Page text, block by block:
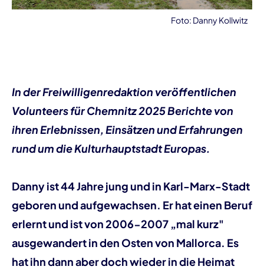
Foto: Danny Kollwitz
In der Freiwilligenredaktion veröffentlichen
Volunteers für Chemnitz 2025 Berichte von
ihren Erlebnissen, Einsätzen und Erfahrungen
rund um die Kulturhauptstadt Europas.
Danny ist 44 Jahre jung und in Karl-Marx-Stadt
geboren und aufgewachsen. Er hat einen Beruf
erlernt und ist von 2006-2007 „mal kurz"
ausgewandert in den Osten von Mallorca. Es
hat ihn dann aber doch wieder in die Heimat